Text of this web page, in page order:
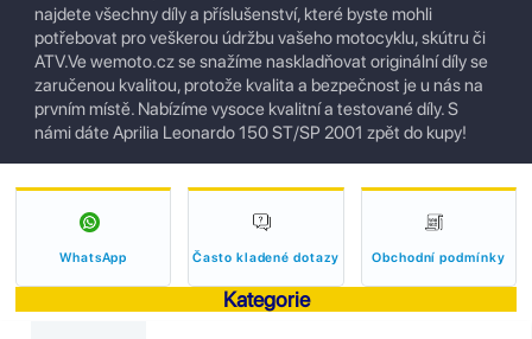
najdete všechny díly a příslušenství, které byste mohli
potřebovat pro veškerou údržbu vašeho motocyklu, skútru či
ATV.Ve wemoto.cz se snažíme naskladňovat originální díly se
zaručenou kvalitou, protože kvalita a bezpečnost je u nás na
prvním místě. Nabízíme vysoce kvalitní a testované díly. S
námi dáte Aprilia Leonardo 150 ST/SP 2001 zpět do kupy!
WhatsApp Často kladené dotazy Obchodní podmínky
Kategorie